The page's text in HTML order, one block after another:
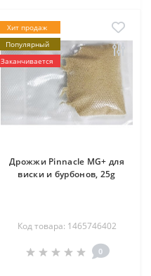
Хит продаж
Популярный
Заканчивается
Дрожжи Pinnacle MG+ для
виски и бурбонов, 25g
Код товара: 1465746402
0